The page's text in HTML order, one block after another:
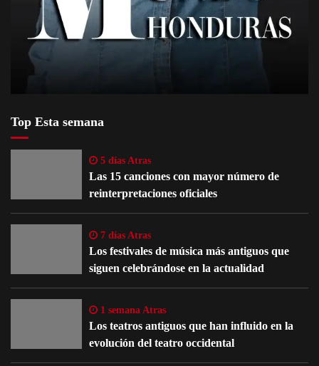
Top Esta semana
5 días Atras
Las 15 canciones con mayor número de
reinterpretaciones oficiales
7 días Atras
Los festivales de música más antiguos que
siguen celebrándose en la actualidad
1 semana Atras
Los teatros antiguos que han influido en la
evolución del teatro occidental